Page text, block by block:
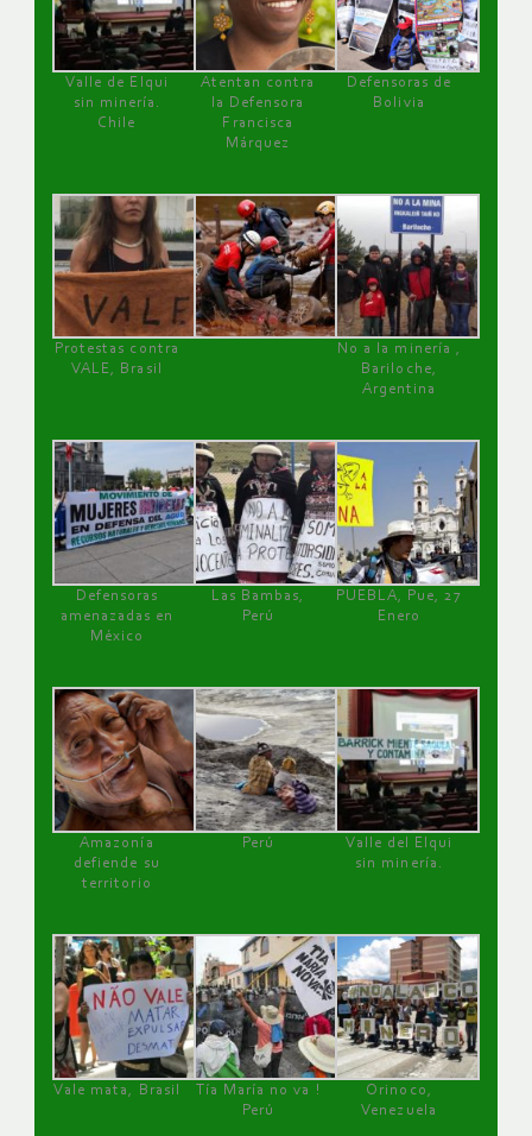
Valle de Elqui
sin minería.
Chile
Atentan contra
la Defensora
Francisca
Márquez
Defensoras de
Bolivia
Protestas contra
VALE, Brasil
No a la minería ,
Bariloche,
Argentina
Defensoras
amenazadas en
México
Las Bambas,
Perú
PUEBLA, Pue, 27
Enero
Amazonía
defiende su
territorio
Perú
Valle del Elqui
sin minería.
Vale mata, Brasil
Tía María no va !
Perú
Orinoco,
Venezuela